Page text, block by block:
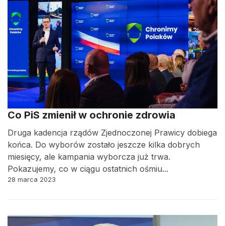
Co PiS zmienił w ochronie zdrowia
Druga kadencja rządów Zjednoczonej Prawicy dobiega
końca. Do wyborów zostało jeszcze kilka dobrych
miesięcy, ale kampania wyborcza już trwa.
Pokazujemy, co w ciągu ostatnich ośmiu...
28 marca 2023